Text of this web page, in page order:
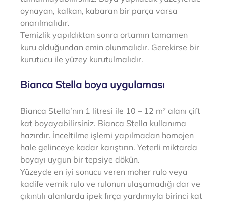
oynayan, kalkan, kabaran bir parça varsa
onarılmalıdır.
Temizlik yapıldıktan sonra ortamın tamamen
kuru olduğundan emin olunmalıdır. Gerekirse bir
kurutucu ile yüzey kurutulmalıdır.
Bianca Stella boya uygulaması
Bianca Stella’nın 1 litresi ile 10 – 12 m² alanı çift
kat boyayabilirsiniz. Bianca Stella kullanıma
hazırdır. İnceltilme işlemi yapılmadan homojen
hale gelinceye kadar karıştırın. Yeterli miktarda
boyayı uygun bir tepsiye dökün.
Yüzeyde en iyi sonucu veren moher rulo veya
kadife vernik rulo ve rulonun ulaşamadığı dar ve
çıkıntılı alanlarda ipek fırça yardımıyla birinci kat